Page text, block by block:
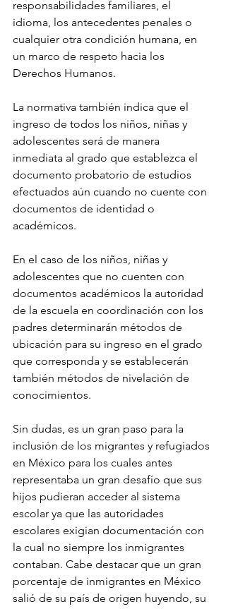
responsabilidades familiares, el
idioma, los antecedentes penales o
cualquier otra condición humana, en
un marco de respeto hacia los
Derechos Humanos.
La normativa también indica que el
ingreso de todos los niños, niñas y
adolescentes será de manera
inmediata al grado que establezca el
documento probatorio de estudios
efectuados aún cuando no cuente con
documentos de identidad o
académicos.
En el caso de los niños, niñas y
adolescentes que no cuenten con
documentos académicos la autoridad
de la escuela en coordinación con los
padres determinarán métodos de
ubicación para su ingreso en el grado
que corresponda y se establecerán
también métodos de nivelación de
conocimientos.
Sin dudas, es un gran paso para la
inclusión de los migrantes y refugiados
en México para los cuales antes
representaba un gran desafío que sus
hijos pudieran acceder al sistema
escolar ya que las autoridades
escolares exigian documentación con
la cual no siempre los inmigrantes
contaban. Cabe destacar que un gran
porcentaje de inmigrantes en México
salió de su país de origen huyendo, su